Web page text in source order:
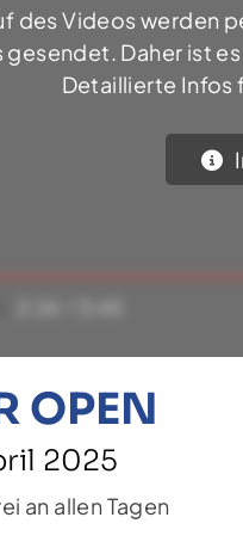
des Videos werden
Daher ist
Detaillierte Infos
OPEN
2025
an allen Tagen